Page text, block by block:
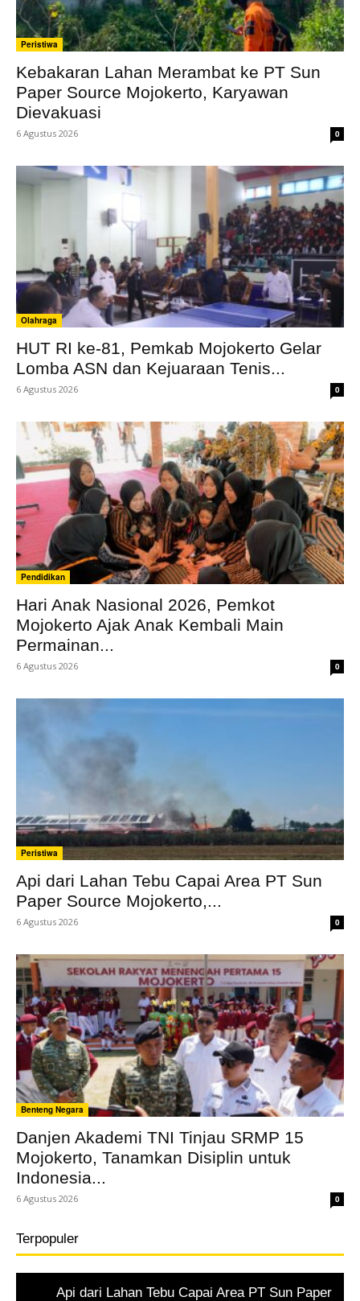
Peristiwa
Kebakaran Lahan Merambat ke PT Sun
Paper Source Mojokerto, Karyawan
Dievakuasi
6 Agustus 2026 0
Olahraga
HUT RI ke-81, Pemkab Mojokerto Gelar
Lomba ASN dan Kejuaraan Tenis...
6 Agustus 2026 0
Pendidikan
Hari Anak Nasional 2026, Pemkot
Mojokerto Ajak Anak Kembali Main
Permainan...
6 Agustus 2026 0
Peristiwa
Api dari Lahan Tebu Capai Area PT Sun
Paper Source Mojokerto,...
6 Agustus 2026 0
Benteng Negara
Danjen Akademi TNI Tinjau SRMP 15
Mojokerto, Tanamkan Disiplin untuk
Indonesia...
6 Agustus 2026 0
Terpopuler
Api dari Lahan Tebu Capai Area PT Sun Paper